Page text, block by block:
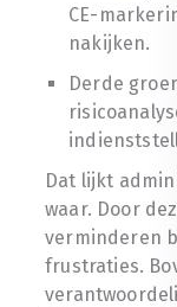
CE-
nakijken.
Derde
Dat lijkt
waar. Door
verminderen
frustraties.